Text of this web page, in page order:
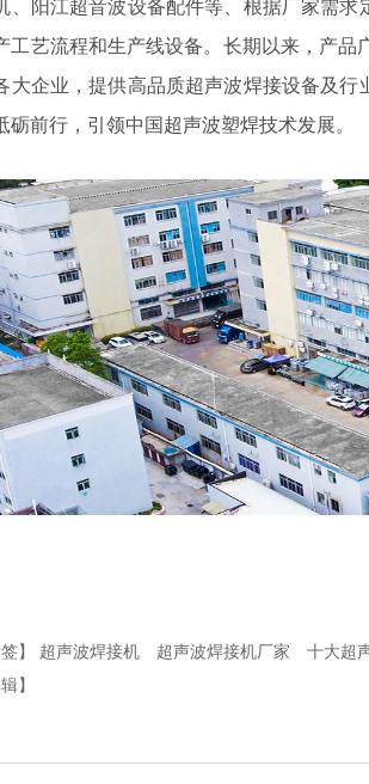
、阳江超音波设备配件等、根据厂家需
工艺流程和生产线设备。长期以来，产
大企业，提供高品质超声波焊接设备及
砺前行，引领中国超声波塑焊技术发展。
】 超声波焊接机 超声波焊接机厂家 十大超
】